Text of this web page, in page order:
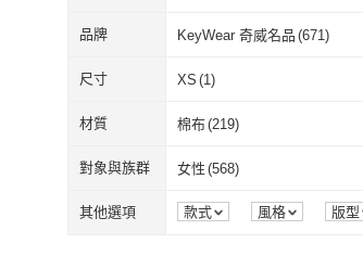
品牌 KeyWear 奇威名品 (671)
KeyWear 奇威名品
尺寸 XS (1)
Free(23)
29腰(74公分)
35腰(89公分) (35)
XS(1)
Free(23
29腰(74公分)(59
材質 棉布(219)
萊卡 (2)
其它(194
棉布(219
萊卡
對象與族群 女性 (568)
女性
其他選項 款式 風格 版型